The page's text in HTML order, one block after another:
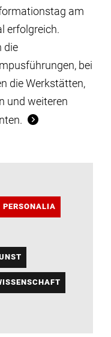
am
erfolgreich.
die
bei
die Werkstätten,
und weiteren
PERSONALIA